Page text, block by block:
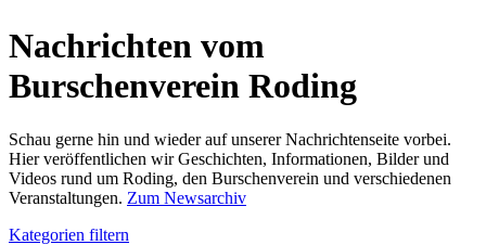
Nachrichten vom
Burschenverein Roding
Schau gerne hin und wieder auf unserer Nachrichtenseite vorbei.
Hier veröffentlichen wir Geschichten, Informationen, Bilder und
Videos rund um Roding, den Burschenverein und verschiedenen
Veranstaltungen. Zum Newsarchiv
Kategorien filtern